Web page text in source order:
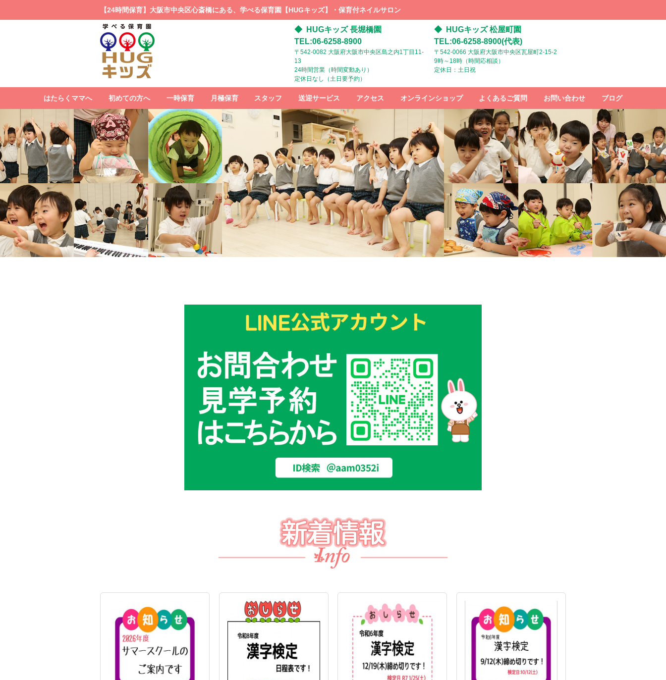
【24時間保育】大阪市中央区心斎橋にある、学べる保育園【HUGキッズ】・保育付ネイルサロン
HUGキッズ 長堀橋園
TEL:06-6258-8900
〒542-0082 大阪府大阪市中央区島之内1丁目11-
13
24時間営業（時間変動あり）
定休日なし（土日要予約）
HUGキッズ 松屋町園
TEL:06-6258-8900(代表)
〒542-0066 大阪府大阪市中央区瓦屋町2-15-2
9時～18時（時間応相談）
定休日：土日祝
はたらくママへ 初めての方へ 一時保育 月極保育 スタッフ
スタッフ募
送迎サービス アクセス
HUGキッズ
までの行き
方：電車で
お越しの方
HUGキッズ
までの行き
方：ベビー
カーでお越
しの方
オンラインショップ よくあるご質問 お問い合わせ ブログ